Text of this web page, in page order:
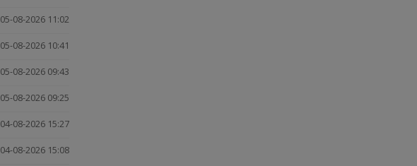
05-08-2026 11:02
05-08-2026 10:41
05-08-2026 09:43
05-08-2026 09:25
04-08-2026 15:27
04-08-2026 15:08